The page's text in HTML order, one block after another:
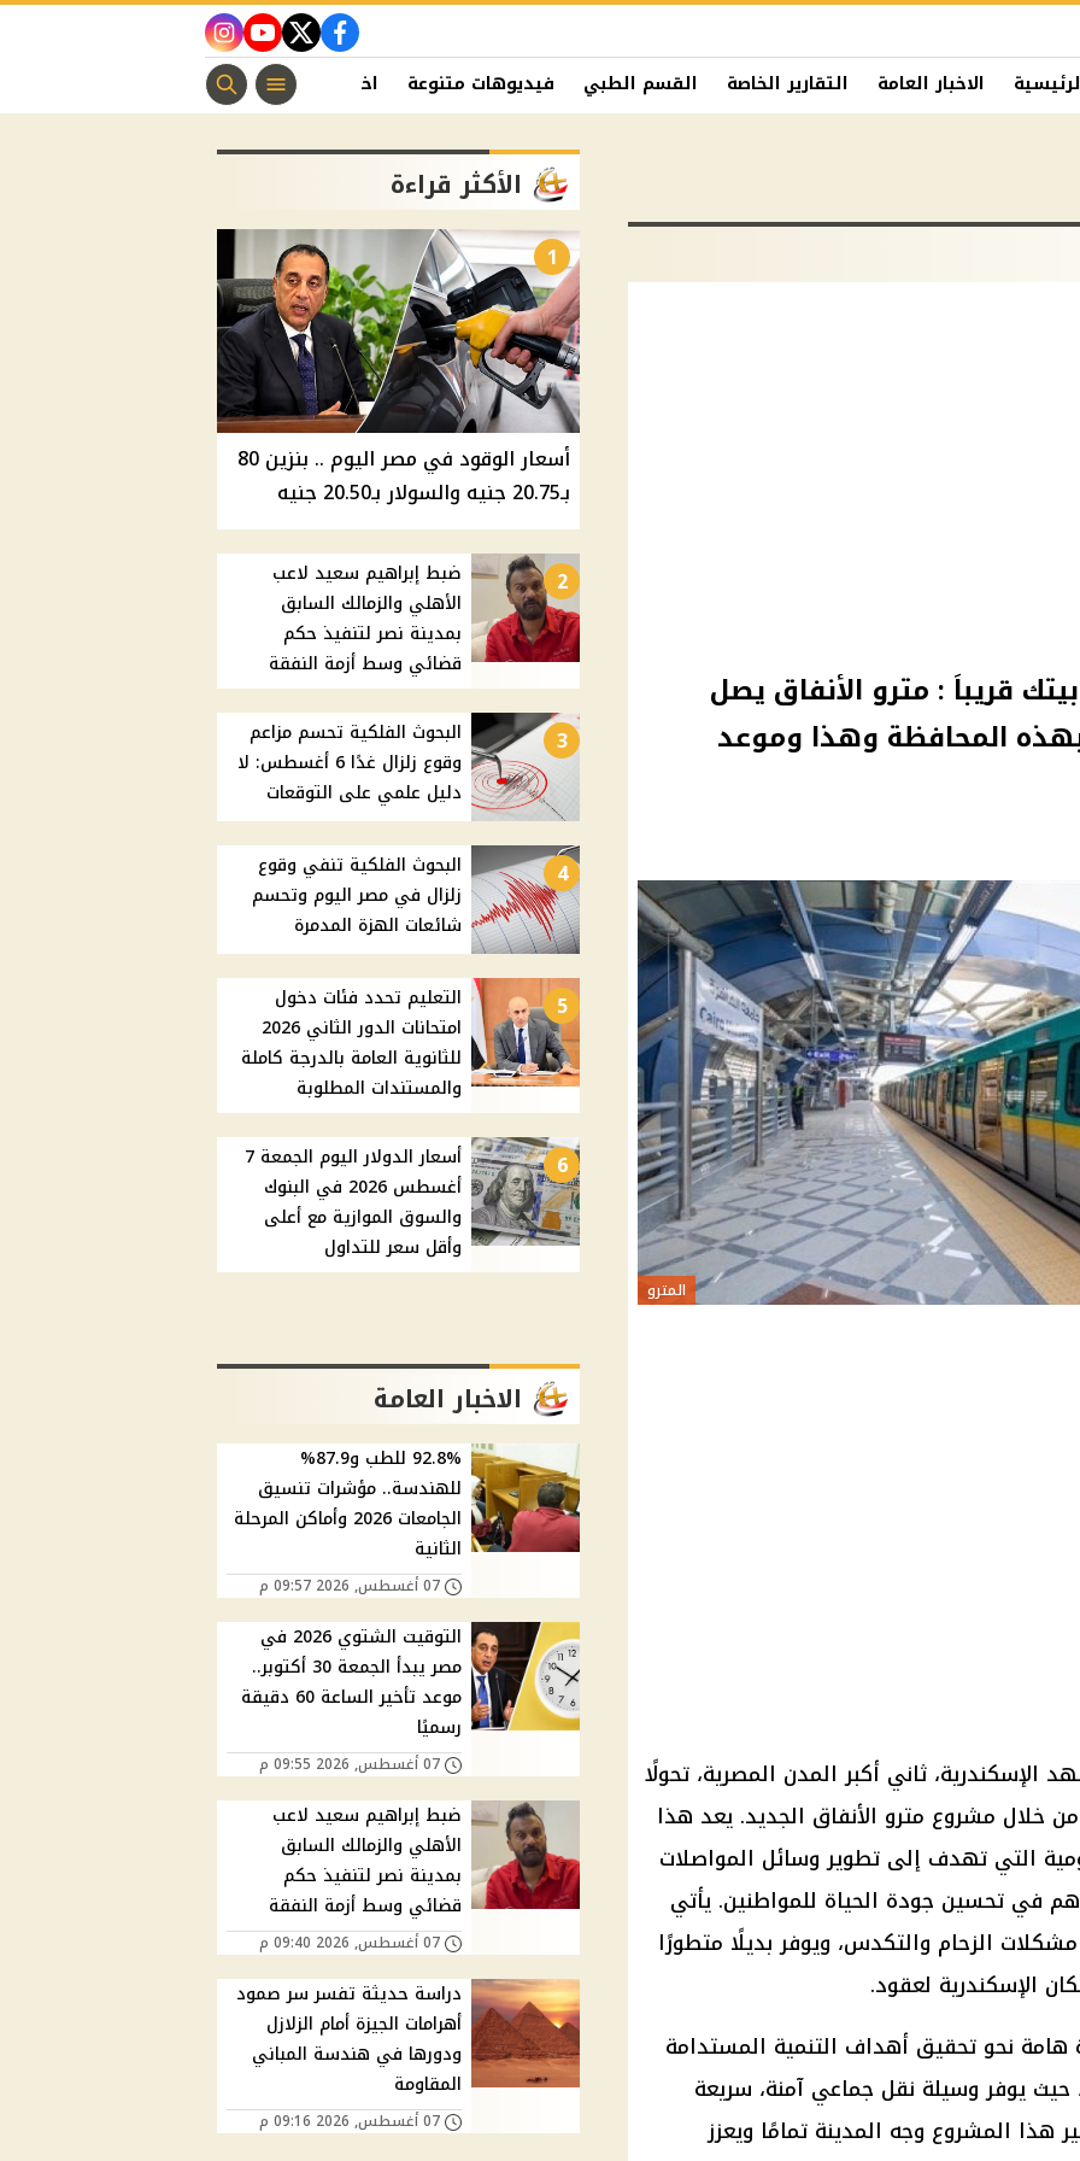
facebook
twitter
youtube
instagram
الاخبار العامة التقارير الخاصة القسم الطبي فيديوهات متنوعة اخبار الفن منوعات مسيحية
قريباَ : مترو الأنفاق يصل
المحافظة وهذا وموعد
المترو
الإسكندرية، ثاني أكبر المدن المصرية، تحولًا
خلال مشروع مترو الأنفاق الجديد. يعد هذا
التي تهدف إلى تطوير وسائل المواصلات
في تحسين جودة الحياة للمواطنين. يأتي
الزحام والتكدس، ويوفر بديلًا متطورًا
الإسكندرية لعقود.
نحو تحقيق أهداف التنمية المستدامة
حيث يوفر وسيلة نقل جماعي آمنة، سريعة
هذا المشروع وجه المدينة تمامًا ويعزز
الأكثر قراءة
1
أسعار الوقود في مصر اليوم .. بنزين 80
بـ20.75 جنيه والسولار بـ20.50 جنيه
2
ضبط إبراهيم سعيد لاعب
الأهلي والزمالك السابق
بمدينة نصر لتنفيذ حكم
قضائي وسط أزمة النفقة
3
البحوث الفلكية تحسم مزاعم
وقوع زلزال غدًا 6 أغسطس: لا
دليل علمي على التوقعات
4
البحوث الفلكية تنفي وقوع
زلزال في مصر اليوم وتحسم
شائعات الهزة المدمرة
5
التعليم تحدد فئات دخول
امتحانات الدور الثاني 2026
للثانوية العامة بالدرجة كاملة
والمستندات المطلوبة
6
أسعار الدولار اليوم الجمعة 7
أغسطس 2026 في البنوك
والسوق الموازية مع أعلى
وأقل سعر للتداول
الاخبار العامة
92.8% للطب و87.9%
للهندسة.. مؤشرات تنسيق
الجامعات 2026 وأماكن المرحلة
الثانية
07 أغسطس, 2026 09:57 م
التوقيت الشتوي 2026 في
مصر يبدأ الجمعة 30 أكتوبر..
موعد تأخير الساعة 60 دقيقة
رسميًا
07 أغسطس, 2026 09:55 م
ضبط إبراهيم سعيد لاعب
الأهلي والزمالك السابق
بمدينة نصر لتنفيذ حكم
قضائي وسط أزمة النفقة
07 أغسطس, 2026 09:40 م
دراسة حديثة تفسر سر صمود
أهرامات الجيزة أمام الزلازل
ودورها في هندسة المباني
المقاومة
07 أغسطس, 2026 09:16 م